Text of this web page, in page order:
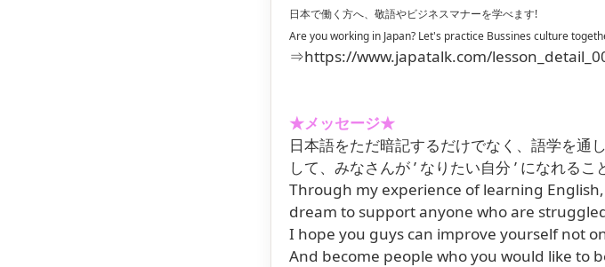
日本で働く方へ、敬語やビジネスマナーを学べます!
Are you working in Japan? Let's practice Bussines culture
⇒https://www.japatalk.com/
★メッセージ★
日本語をただ暗記するだけでなく、語学を通
して、みなさんが ’ なりたい自分 ’ になれるこ
Through my experience of learning
dream to support anyone who are
I hope you guys can improve yourself not
And become people who you would like to